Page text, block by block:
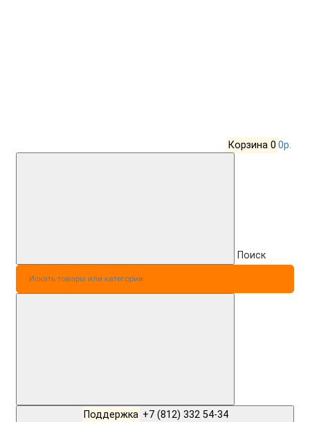
Корзина 0 0р.
Поиск
Поддержка +7 (812) 332 54-34